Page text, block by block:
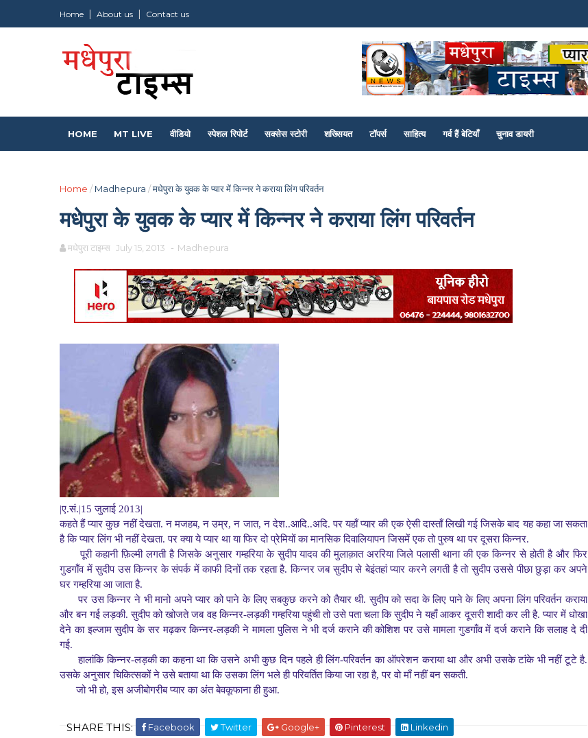
Home About us Contact us
HOME MT LIVE वीडियो स्पेशल रिपोर्ट सक्सेस स्टोरी शख्सियत टॉपर्स साहित्य गर्व हैं बेटियाँ चुनाव डायरी
Home / Madhepura /मधेपुरा के युवक के प्यार में किन्नर ने कराया लिंग परिवर्तन
मधेपुरा के युवक के प्यार में किन्नर ने कराया लिंग परिवर्तन
मधेपुरा टाइम्स July 15, 2013 - Madhepura
|ए.सं.|15 जुलाई 2013|
कहते हैं प्यार कुछ नहीं देखता. न मजहब, न उम्र, न जात, न देश..आदि..अदि. पर यहाँ प्यार की एक ऐसी दास्ताँ लिखी गई जिसके बाद यह कहा जा सकता
है कि प्यार लिंग भी नहीं देखता. पर क्या ये प्यार था या फिर दो प्रेमियों का मानसिक दिवालियापन जिसमें एक तो पुरुष था पर दूसरा किन्नर.
पूरी कहानी फ़िल्मी लगती है जिसके अनुसार गम्हरिया के सुदीप यादव की मुलाक़ात अररिया जिले पलासी थाना की एक किन्नर से होती है और फिर
गुडगाँव में सुदीप उस किन्नर के संपर्क में काफी दिनों तक रहता है. किन्नर जब सुदीप से बेइंतहां प्यार करने लगती है तो सुदीप उससे पीछा छुड़ा कर अपने
घर गम्हरिया आ जाता है.
पर उस किन्नर ने भी मानो अपने प्यार को पाने के लिए सबकुछ करने को तैयार थी. सुदीप को सदा के लिए पाने के लिए अपना लिंग परिवर्तन कराया
और बन गई लड़की. सुदीप को खोजते जब वह किन्नर-लड़की गम्हरिया पहुंची तो उसे पता चला कि सुदीप ने यहाँ आकर दूसरी शादी कर ली है. प्यार में धोखा
देने का इल्जाम सुदीप के सर मढ़कर किन्नर-लड़की ने मामला पुलिस ने भी दर्ज कराने की कोशिश पर उसे मामला गुडगाँव में दर्ज कराने कि सलाह दे दी
गई.
हालांकि किन्नर-लड़की का कहना था कि उसने अभी कुछ दिन पहले ही लिंग-परिवर्तन का ऑपरेशन कराया था और अभी उसके टांके भी नहीं टूटे है.
उसके अनुसार चिकित्सकों ने उसे बताया था कि उसका लिंग भले ही परिवर्तित किया जा रहा है, पर वो माँ नहीं बन सकती.
जो भी हो, इस अजीबोगरीब प्यार का अंत बेवकूफाना ही हुआ.
SHARE THIS: Facebook Twitter Google+ Pinterest Linkedin